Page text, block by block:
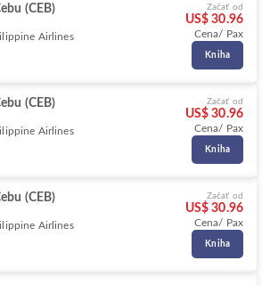
(CEB)
Airlines
Začať od
US$ 30.96
Cena/ Pax
Kniha
(CEB)
Airlines
Začať od
US$ 30.96
Cena/ Pax
Kniha
(CEB)
Airlines
Začať od
US$ 30.96
Cena/ Pax
Kniha